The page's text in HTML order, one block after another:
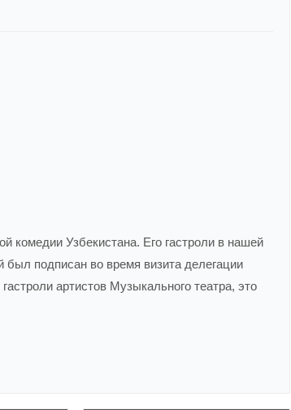
комедии Узбекистана. Его гастроли в нашей
был подписан во время визита делегации
артистов Музыкального театра, это